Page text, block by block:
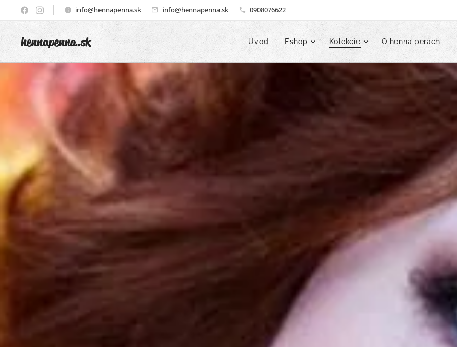
info@hennapenna.sk info@hennapenna.sk 0908076622
hennapenna.sk Úvod Eshop Kolekcie O henna perách